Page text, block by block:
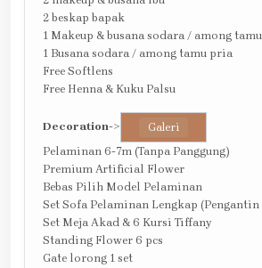
2 beskap bapak
1 Makeup & busana sodara / among
1 Busana sodara / among tamu pria
Free Softlens
Free Henna & Kuku Palsu
Decoration-> Galeri
Pelaminan 6-7m (Tanpa Panggung)
Premium Artificial Flower
Bebas Pilih Model Pelaminan
Set Sofa Pelaminan Lengkap (Pengantin
Set Meja Akad & 6 Kursi Tiffany
Standing Flower 6 pcs
Gate lorong 1 set